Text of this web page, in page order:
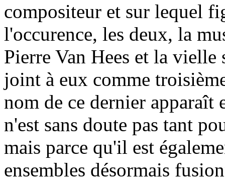
compositeur et sur lequel
l'occurence, les deux, la
Pierre Van Hees et la
joint à eux comme
nom de ce dernier apparaît
n'est sans doute pas tant
mais parce qu'il est
ensembles désormais